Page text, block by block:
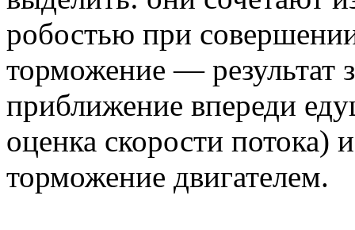
робостью при
торможение — результат
приближение впереди
оценка скорости потока)
торможение двигателем.